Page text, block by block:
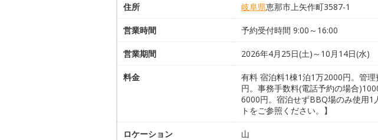
住所 岐阜県恵那市上矢作町3587-1
営業時間 予約受付時間 9:00～16:00
営業期間 2026年4月25日(土)～10月14日(水)
料金
有料 宿泊料1棟1泊1万2000円。管
円。事務手数料(電話予約の場合
6000円。宿泊せずBBQ場のみ使用1
トをご参照ください。】
ロケーション 山